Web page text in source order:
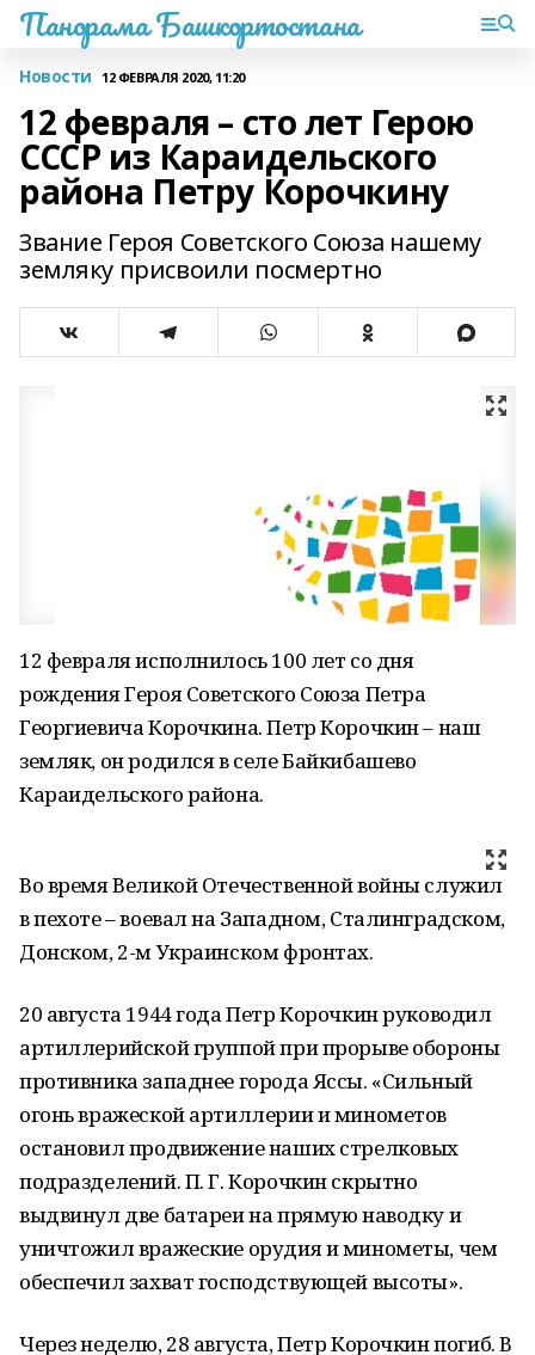
Панорама Башкортостана
Новости 12 ФЕВРАЛЯ 2020, 11:20
12 февраля – сто лет Герою
СССР из Караидельского
района Петру Корочкину
Звание Героя Советского Союза нашему
земляку присвоили посмертно
12 февраля исполнилось 100 лет со дня
рождения Героя Советского Союза Петра
Георгиевича Корочкина. Петр Корочкин – наш
земляк, он родился в селе Байкибашево
Караидельского района.
Во время Великой Отечественной войны служил
в пехоте – воевал на Западном, Сталинградском,
Донском, 2-м Украинском фронтах.
20 августа 1944 года Петр Корочкин руководил
артиллерийской группой при прорыве обороны
противника западнее города Яссы. «Сильный
огонь вражеской артиллерии и минометов
остановил продвижение наших стрелковых
подразделений. П. Г. Корочкин скрытно
выдвинул две батареи на прямую наводку и
уничтожил вражеские орудия и минометы, чем
обеспечил захват господствующей высоты».
Через неделю, 28 августа, Петр Корочкин погиб. В